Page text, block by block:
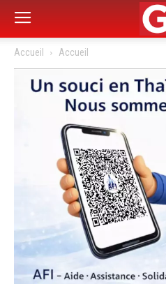
Accueil Accueil